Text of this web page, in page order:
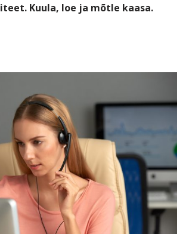
Kuula, loe ja mõtle kaasa.